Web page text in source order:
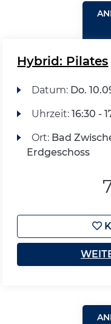
Hybrid: Pilates
Datum: Do.
Uhrzeit: 16:30 -
Ort: Bad
Erdgeschoss